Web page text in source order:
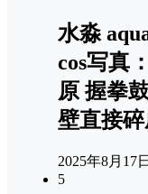
水淼
cos写真
原 握拳
壁直接
2025年8月17日
5